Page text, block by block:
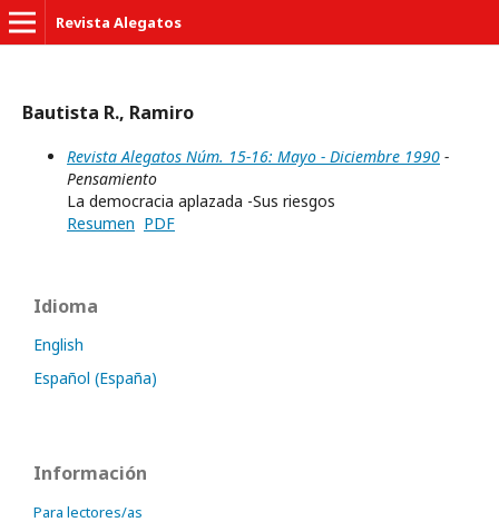
Revista Alegatos
Bautista R., Ramiro
Revista Alegatos Núm. 15-16: Mayo - Diciembre 1990 -
Pensamiento
La democracia aplazada -Sus riesgos
Resumen PDF
Idioma
English
Español (España)
Información
Para lectores/as